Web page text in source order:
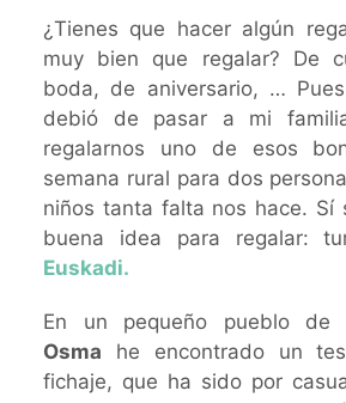
¿Tienes que hacer algún
muy bien que regalar? De
boda, de aniversario, …
debió de pasar a mi
regalarnos uno de esos
semana rural para dos
niños tanta falta nos hace. Sí
buena idea para regalar:
Euskadi.
En un pequeño pueblo de
Osma he encontrado un
fichaje, que ha sido por